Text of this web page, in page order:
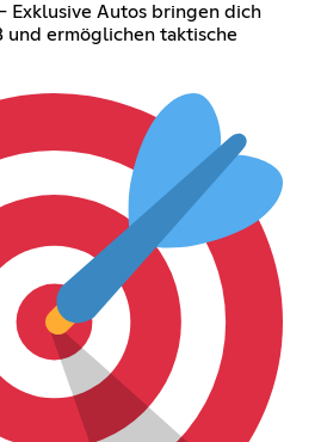
Exklusive Autos bringen dich
und ermöglichen taktische